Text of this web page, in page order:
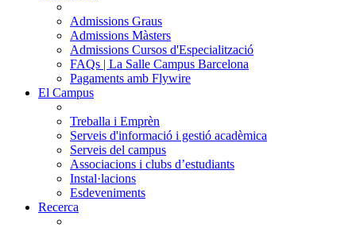
Admissions Graus
Admissions Màsters
Admissions Cursos d'Especialització
FAQs | La Salle Campus Barcelona
Pagaments amb Flywire
El Campus
Treballa i Emprèn
Serveis d'informació i gestió acadèmica
Serveis del campus
Associacions i clubs d’estudiants
Instal·lacions
Esdeveniments
Recerca